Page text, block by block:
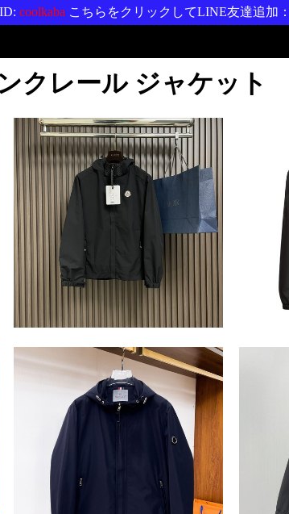
coolkaba こちらをクリックしてLINE友達追加：
クレール ジャケット